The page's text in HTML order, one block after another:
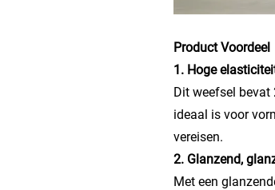
Product Voordeel
1. Hoge
Dit weefsel bevat
ideaal is voor
vereisen.
2. Glanzend,
Met een